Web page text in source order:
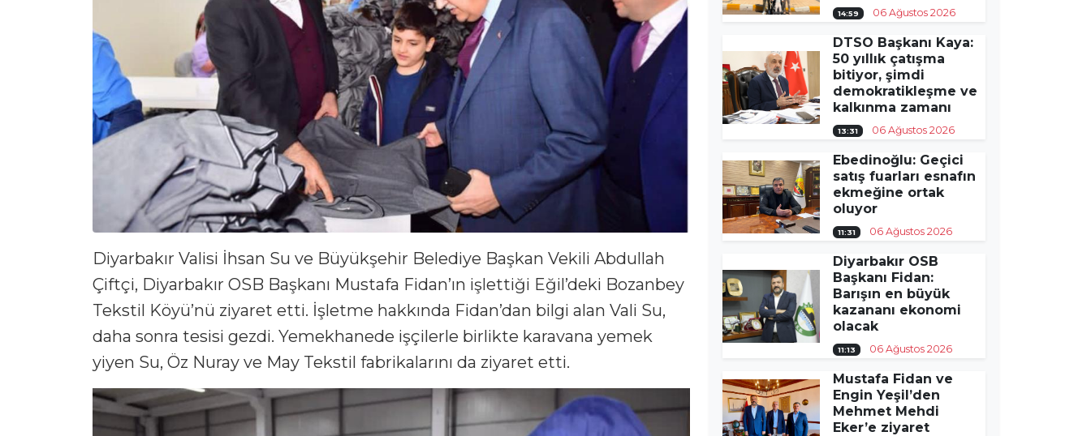
Diyarbakır Valisi İhsan Su ve Büyükşehir Belediye Başkan Vekili Abdullah
Çiftçi, Diyarbakır OSB Başkanı Mustafa Fidan’ın işlettiği Eğil’deki Bozanbey
Tekstil Köyü’nü ziyaret etti. İşletme hakkında Fidan’dan bilgi alan Vali Su,
daha sonra tesisi gezdi. Yemekhanede işçilerle birlikte karavana yemek
yiyen Su, Öz Nuray ve May Tekstil fabrikalarını da ziyaret etti.
14:59 06 Ağustos 2026
DTSO Başkanı Kaya:
50 yıllık çatışma
bitiyor, şimdi
demokratikleşme ve
kalkınma zamanı
13:31 06 Ağustos 2026
Ebedinoğlu: Geçici
satış fuarları esnafın
ekmeğine ortak
oluyor
11:31 06 Ağustos 2026
Diyarbakır OSB
Başkanı Fidan:
Barışın en büyük
kazananı ekonomi
olacak
11:13 06 Ağustos 2026
Mustafa Fidan ve
Engin Yeşil’den
Mehmet Mehdi
Eker’e ziyaret